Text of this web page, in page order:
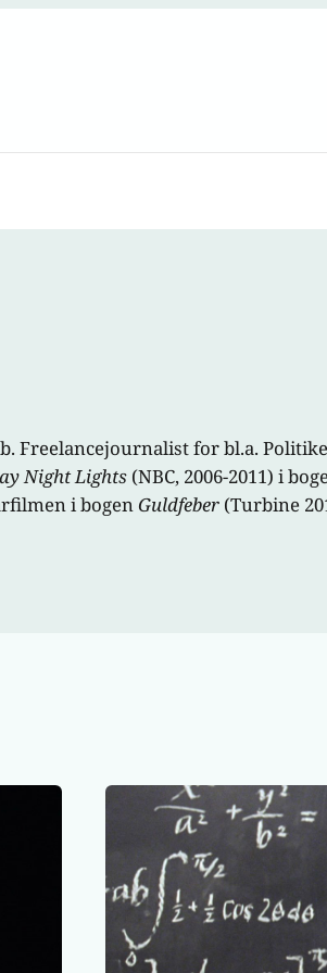
Freelancejournalist for bl.a.
Night Lights (NBC, 2006-2011) i
i bogen Guldfeber (Turbine